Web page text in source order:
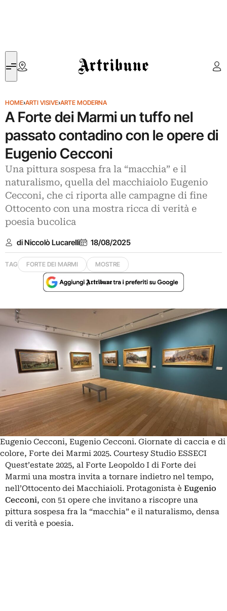
Artribune
HOME›ARTI VISIVE›ARTE MODERNA
A Forte dei Marmi un tuffo nel
passato contadino con le opere di
Eugenio Cecconi
Una pittura sospesa fra la “macchia” e il
naturalismo, quella del macchiaiolo Eugenio
Cecconi, che ci riporta alle campagne di fine
Ottocento con una mostra ricca di verità e
poesia bucolica
di Niccolò Lucarelli 18/08/2025
TAG FORTE DEI MARMI MOSTRE
Eugenio Cecconi, Eugenio Cecconi. Giornate di caccia e di
colore, Forte dei Marmi 2025. Courtesy Studio ESSECI
Quest’estate 2025, al Forte Leopoldo I di Forte dei
Marmi una mostra invita a tornare indietro nel tempo,
nell’Ottocento dei Macchiaioli. Protagonista è Eugenio
Cecconi, con 51 opere che invitano a riscopre una
pittura sospesa fra la “macchia” e il naturalismo, densa
di verità e poesia.